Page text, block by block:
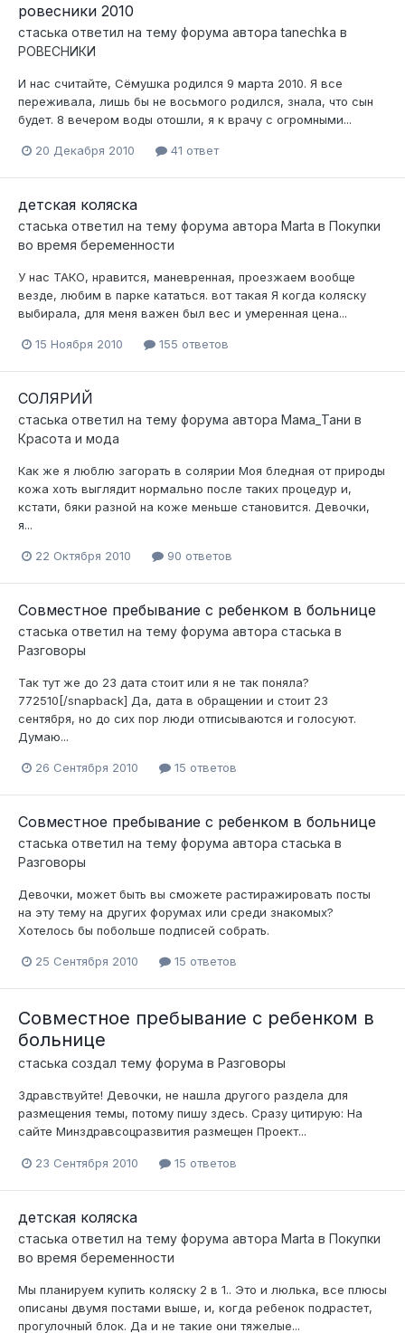
ровесники 2010
стаська ответил на тему форума автораtanechka в
РОВЕСНИКИ
И нас считайте, Сёмушка родился 9 марта 2010. Я все
переживала, лишь бы не восьмого родился, знала, что сын
будет. 8 вечером воды отошли, я к врачу с огромными...
20 Декабря 2010 41 ответ
детская коляска
стаська ответил на тему форума автора Marta в Покупки
во время беременности
У нас ТАКО, нравится, маневренная, проезжаем вообще
везде, любим в парке кататься. вот такая Я когда коляску
выбирала, для меня важен был вес и умеренная цена...
15 Ноября 2010 155 ответов
СОЛЯРИЙ
стаська ответил на тему форума автора Мама_Тани в
Красота и мода
Как же я люблю загорать в солярии Моя бледная от природы
кожа хоть выглядит нормально после таких процедур и,
кстати, бяки разной на коже меньше становится. Девочки,
я...
22 Октября 2010 90 ответов
Совместное пребывание с ребенком в больнице
стаська ответил на тему форума автора стаська в
Разговоры
Так тут же до 23 дата стоит или я не так поняла?
772510[/snapback] Да, дата в обращении и стоит 23
сентября, но до сих пор люди отписываются и голосуют.
Думаю...
26 Сентября 2010 15 ответов
Совместное пребывание с ребенком в больнице
стаська ответил на тему форума автора стаська в
Разговоры
Девочки, может быть вы сможете растиражировать посты
на эту тему на других форумах или среди знакомых?
Хотелось бы побольше подписей собрать.
25 Сентября 2010 15 ответов
Совместное пребывание с ребенком в
больнице
стаська создал тему форума в Разговоры
Здравствуйте! Девочки, не нашла другого раздела для
размещения темы, потому пишу здесь. Сразу цитирую: На
сайте Минздравсоцразвития размещен Проект...
23 Сентября 2010 15 ответов
детская коляска
стаська ответил на тему форума автора Marta в Покупки
во время беременности
Мы планируем купить коляску 2 в 1.. Это и люлька, все плюсы
описаны двумя постами выше, и, когда ребенок подрастет,
прогулочный блок. Да и не такие они тяжелые...